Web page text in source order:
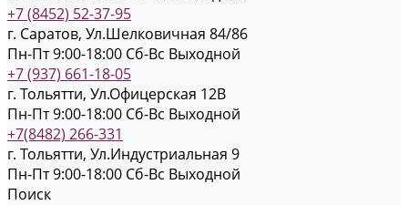
+7 (8452) 52-37-95
г. Саратов, Ул.Шелковичная 84/86
Пн-Пт 9:00-18:00 Cб-Вс Выходной
+7 (937) 661-18-05
г. Тольятти, Ул.Офицерская 12В
Пн-Пт 9:00-18:00 Cб-Вс Выходной
+7(8482) 266-331
г. Тольятти, Ул.Индустриальная 9
Пн-Пт 9:00-18:00 Cб-Вс Выходной
Поиск